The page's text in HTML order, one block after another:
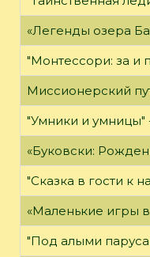
«Легенды озера
"Монтессори: за и
Миссионерский
"Умники и умницы"
«Буковски:
"Сказка в гости к
«Маленькие игры
"Под алыми